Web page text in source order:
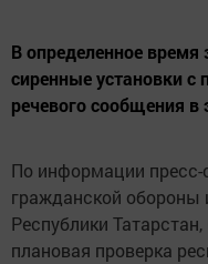
В определенное время
сиренные установки с
речевого сообщения в
По информации
гражданской
Республики
плановая проверка